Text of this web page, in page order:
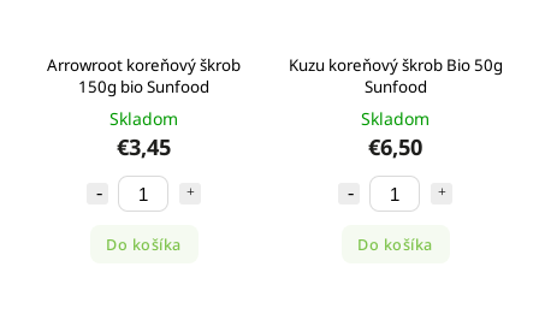
Arrowroot koreňový škrob
150g bio Sunfood
Skladom
€3,45
Do košíka
Kuzu koreňový škrob Bio 50g
Sunfood
Skladom
€6,50
Do košíka